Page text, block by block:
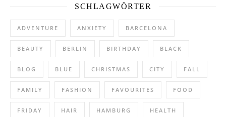
SCHLAGWÖRTER
ADVENTURE ANXIETY BARCELONA
BEAUTY BERLIN BIRTHDAY BLACK
BLOG BLUE CHRISTMAS CITY FALL
FAMILY FASHION FAVOURITES FOOD
FRIDAY HAIR HAMBURG HEALTH